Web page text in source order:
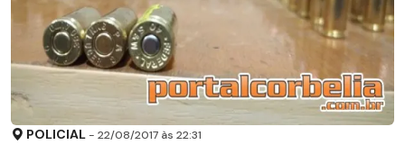
POLICIAL - 22/08/2017 às 22:31